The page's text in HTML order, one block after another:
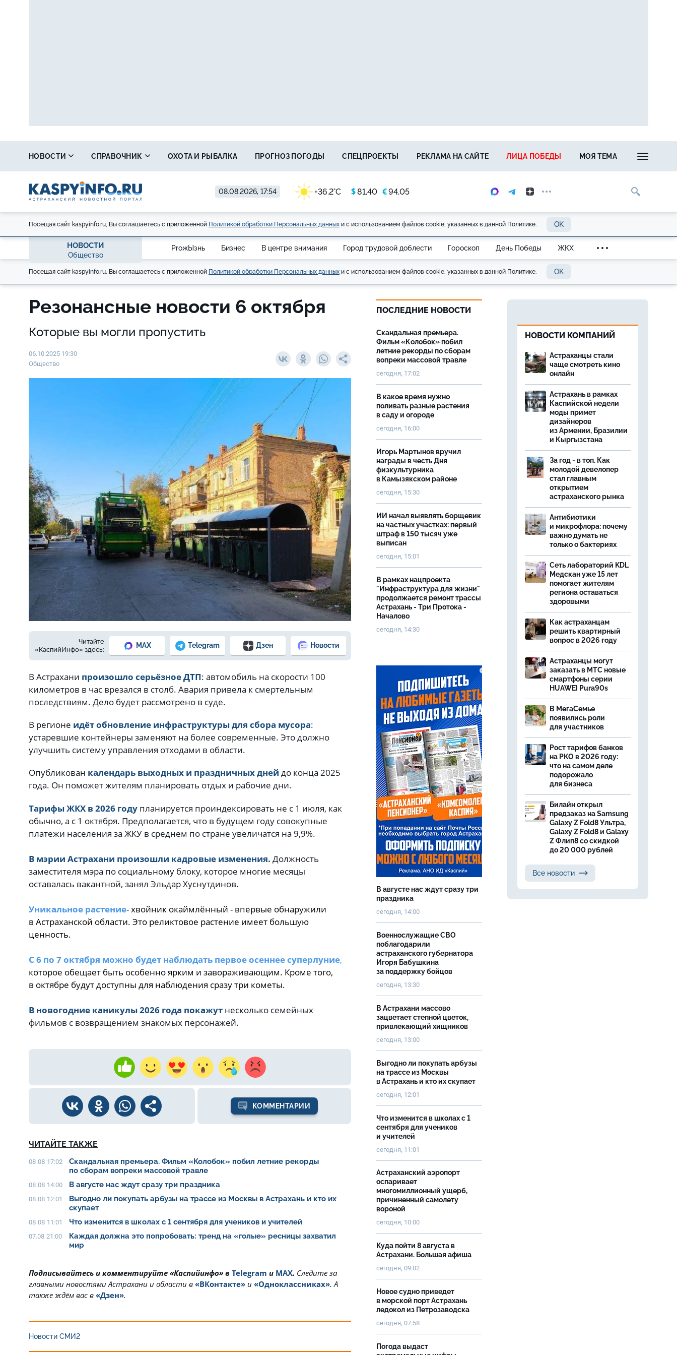
08.08.2026, 17:54 +36.2°C $81,40 €94,05
НОВОСТИ СПРАВОЧНИК ОХОТА И РЫБАЛКА ПРОГНОЗ ПОГОДЫ СПЕЦПРОЕКТЫ РЕКЛАМА НА САЙТЕ ЛИЦА ПОБЕДЫ МОЯ ТЕМА
Посещая сайт kaspyinfo.ru, Вы соглашаетесь с приложенной Политикой обработки Персональных данных и с использованием файлов cookie, указанных в данной Политике. OK
НОВОСТИ
Общество
ProжЫзнь Бизнес В центре внимания Город трудовой доблести Гороскоп День Победы ЖКХ
Посещая сайт kaspyinfo.ru, Вы соглашаетесь с приложенной Политикой обработки Персональных данных и с использованием файлов cookie, указанных в данной Политике. OK
Резонансные новости 6 октября
Которые вы могли пропустить
06.10.2025 19:30
Общество
Фото: управление информации и пресс-службы администрации губернатора Астраханской области
Читайте
«КаспийИнфо» здесь:
MAX Telegram Дзен Новости
В Астрахани произошло серьёзное ДТП: автомобиль на скорости 100
километров в час врезался в столб. Авария привела к смертельным
последствиям. Дело будет рассмотрено в суде.
В регионе идёт обновление инфраструктуры для сбора мусора:
устаревшие контейнеры заменяют на более современные. Это должно
улучшить систему управления отходами в области.
Опубликован календарь выходных и праздничных дней до конца 2025
года. Он поможет жителям планировать отдых и рабочие дни.
Тарифы ЖКХ в 2026 году планируется проиндексировать не с 1 июля, как
обычно, а с 1 октября. Предполагается, что в будущем году совокупные
платежи населения за ЖКУ в среднем по стране увеличатся на 9,9%.
В мэрии Астрахани произошли кадровые изменения. Должность
заместителя мэра по социальному блоку, которое многие месяцы
оставалась вакантной, занял Эльдар Хуснутдинов.
Уникальное растение- хвойник окаймлённый - впервые обнаружили
в Астраханской области. Это реликтовое растение имеет большую
ценность.
С 6 по 7 октября можно будет наблюдать первое осеннее суперлуние,
которое обещает быть особенно ярким и завораживающим. Кроме того,
в октябре будут доступны для наблюдения сразу три кометы.
В новогодние каникулы 2026 года покажут несколько семейных
фильмов с возвращением знакомых персонажей.
КОММЕНТАРИИ
ЧИТАЙТЕ ТАКЖЕ
08.08 17:02
Скандальная премьера. Фильм «Колобок» побил летние рекорды
по сборам вопреки массовой травле
08.08 14:00 В августе нас ждут сразу три праздника
08.08 12:01
Выгодно ли покупать арбузы на трассе из Москвы в Астрахань и кто их
скупает
08.08 11:01 Что изменится в школах с 1 сентября для учеников и учителей
07.08 21:00
Каждая должна это попробовать: тренд на «голые» ресницы захватил
мир
Подписывайтесь и комментируйте «Каспийинфо» в Telegram и MAX. Cледите за
главными новостями Астрахани и области в «ВКонтакте» и «Одноклассниках». А
также ждём вас в «Дзен».
Новости СМИ2
ПОСЛЕДНИЕ НОВОСТИ
Скандальная премьера.
Фильм «Колобок» побил
летние рекорды по сборам
вопреки массовой травле
сегодня, 17:02
В какое время нужно
поливать разные растения
в саду и огороде
сегодня, 16:00
Игорь Мартынов вручил
награды в честь Дня
физкультурника
в Камызякском районе
сегодня, 15:30
ИИ начал выявлять борщевик
на частных участках: первый
штраф в 150 тысяч уже
выписан
сегодня, 15:01
В рамках нацпроекта
"Инфраструктура для жизни"
продолжается ремонт трассы
Астрахань - Три Протока -
Началово
сегодня, 14:30
В августе нас ждут сразу три
праздника
сегодня, 14:00
Военнослужащие СВО
поблагодарили
астраханского губернатора
Игоря Бабушкина
за поддержку бойцов
сегодня, 13:30
В Астрахани массово
зацветает степной цветок,
привлекающий хищников
сегодня, 13:00
Выгодно ли покупать арбузы
на трассе из Москвы
в Астрахань и кто их скупает
сегодня, 12:01
Что изменится в школах с 1
сентября для учеников
и учителей
сегодня, 11:01
Астраханский аэропорт
оспаривает
многомиллионный ущерб,
причиненный самолету
вороной
сегодня, 10:00
Куда пойти 8 августа в
Астрахани. Большая афиша
сегодня, 09:02
Новое судно приведет
в морской порт Астрахань
ледокол из Петрозаводска
сегодня, 07:58
Погода выдаст
НОВОСТИ КОМПАНИЙ
Астраханцы стали
чаще смотреть кино
онлайн
Астрахань в рамках
Каспийской недели
моды примет
дизайнеров
из Армении, Бразилии
и Кыргызстана
За год - в топ. Как
молодой девелопер
стал главным
открытием
астраханского рынка
Антибиотики
и микрофлора: почему
важно думать не
только о бактериях
Сеть лабораторий KDL
Медскан уже 15 лет
помогает жителям
региона оставаться
здоровыми
Как астраханцам
решить квартирный
вопрос в 2026 году
Астраханцы могут
заказать в МТС новые
смартфоны серии
HUAWEI Pura90s
В МегаСемье
появились роли
для участников
Рост тарифов банков
на РКО в 2026 году:
что на самом деле
подорожало
для бизнеса
Билайн открыл
предзаказ на Samsung
Galaxy Z Fold8 Ультра,
Galaxy Z Fold8 и Galaxy
Z Флип8 со скидкой
до 20 000 рублей
Все новости